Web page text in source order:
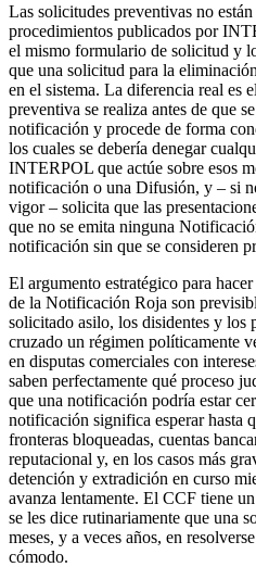
Las solicitudes preventivas no
procedimientos publicados por
el mismo formulario de solicitud y
que una solicitud para la
en el sistema. La diferencia real es
preventiva se realiza antes de que
notificación y procede de forma
los cuales se debería denegar
INTERPOL que actúe sobre esos
notificación o una Difusión, y – si
vigor – solicita que las
que no se emita ninguna
notificación sin que se consideren
El argumento estratégico para
de la Notificación Roja son
solicitado asilo, los disidentes y los
cruzado un régimen políticamente
en disputas comerciales con
saben perfectamente qué proceso
que una notificación podría estar
notificación significa esperar hasta
fronteras bloqueadas, cuentas
reputacional y, en los casos más
detención y extradición en curso
avanza lentamente. El CCF tiene
se les dice rutinariamente que una
meses, y a veces años, en
cómodo.